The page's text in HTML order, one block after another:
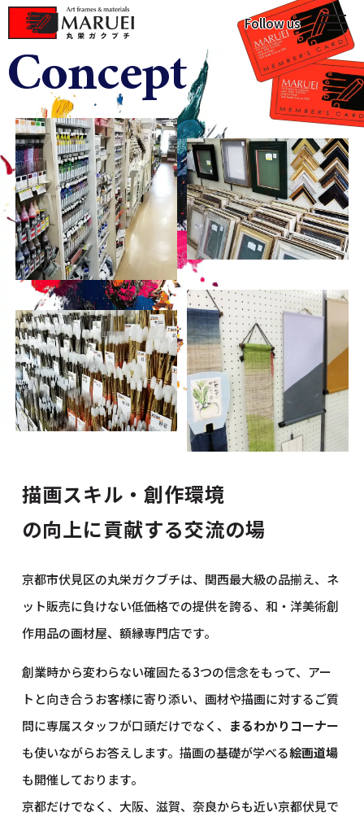
Follow us メ
rtmateria ls
水干・岩絵具・日本画紙の販売
rtmateria ls
洋画関連の画材
油彩・水彩絵具など洋画材販売
洋画材
常時約5,000枚の額縁をご用意
rtclasses
描画を志す方へ向けた絵画道場
Concept
描画スキル・創作環境
の向上に貢献する交流の場
京都市伏見区の丸栄ガクブチは、関西最大級の品揃え、ネ
ット販売に負けない低価格での提供を誇る、和・洋美術創
作用品の画材屋、額縁専門店です。
創業時から変わらない確固たる3つの信念をもって、アー
トと向き合うお客様に寄り添い、画材や描画に対するご質
問に専属スタッフが口頭だけでなく、 まるわかりコーナー
も使いながらお答えします。描画の基礎が学べる絵画道場
も開催しております。
京都だけでなく、大阪、滋賀、奈良からも近い京都伏見で